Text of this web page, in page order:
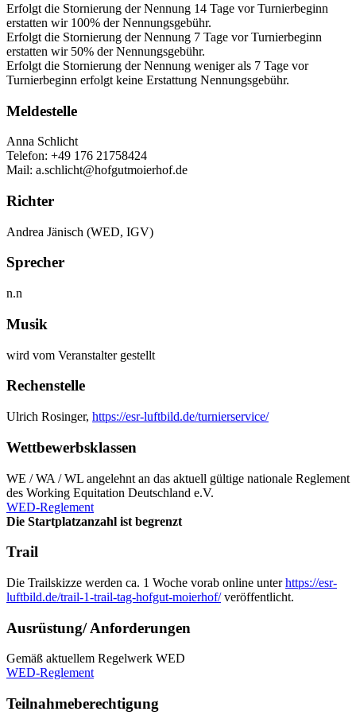
Erfolgt die Stornierung der Nennung 14 Tage vor Turnierbeginn
erstatten wir 100% der Nennungsgebühr.
Erfolgt die Stornierung der Nennung 7 Tage vor Turnierbeginn
erstatten wir 50% der Nennungsgebühr.
Erfolgt die Stornierung der Nennung weniger als 7 Tage vor
Turnierbeginn erfolgt keine Erstattung Nennungsgebühr.
Meldestelle
Anna Schlicht
Telefon: +49 176 21758424
Mail: a.schlicht@hofgutmoierhof.de
Richter
Andrea Jänisch (WED, IGV)
Sprecher
n.n
Musik
wird vom Veranstalter gestellt
Rechenstelle
Ulrich Rosinger, https://esr-luftbild.de/turnierservice/
Wettbewerbsklassen
WE / WA / WL angelehnt an das aktuell gültige nationale Reglement
des Working Equitation Deutschland e.V.
WED-Reglement
Die Startplatzanzahl ist begrenzt
Trail
Die Trailskizze werden ca. 1 Woche vorab online unterhttps://esr-
luftbild.de/trail-1-trail-tag-hofgut-moierhof/veröffentlicht.
Ausrüstung/ Anforderungen
Gemäß aktuellem Regelwerk WED
WED-Reglement
Teilnahmeberechtigung